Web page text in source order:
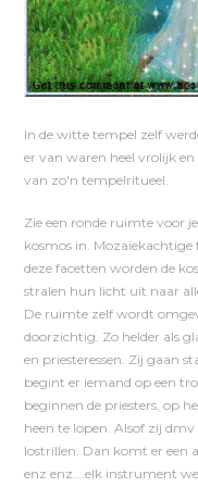
In de witte tempel zelf
er van waren heel vrolijk
van zo'n tempelritueel.
Zie een ronde ruimte voor
kosmos in.
deze facetten worden de
stralen hun licht uit naar
De ruimte zelf wordt
doorzichtig. Zo helder als
en priesteressen. Zij gaan
begint er iemand op een
beginnen de priesters, op
heen te lopen. Alsof zij dmv
lostrillen. Dan komt er een
enz enz….elk instrument